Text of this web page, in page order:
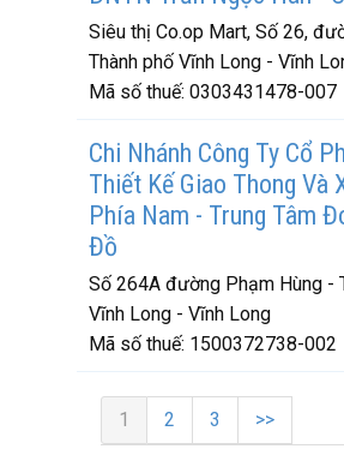
Siêu thị Co.op Mart, Số 26,
Thành phố Vĩnh Long - Vĩnh
Mã số thuế: 0303431478-007
Chi Nhánh Công Ty Cổ
Thiết Kế Giao Thong Và
Phía Nam - Trung Tâm
Đồ
Số 264A đường Phạm Hùng -
Vĩnh Long - Vĩnh Long
Mã số thuế: 1500372738-002
1 2 3 >>